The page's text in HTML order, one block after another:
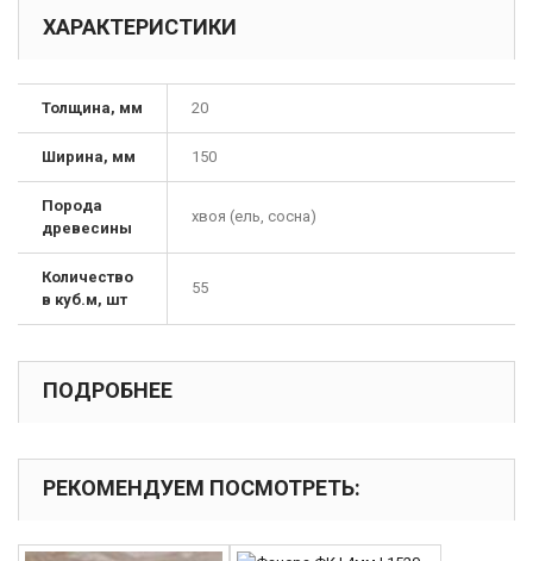
ХАРАКТЕРИСТИКИ
Толщина, мм 20
Ширина, мм 150
Порода
древесины
хвоя (ель, сосна)
Количество
в куб.м, шт
55
ПОДРОБНЕЕ
РЕКОМЕНДУЕМ ПОСМОТРЕТЬ: